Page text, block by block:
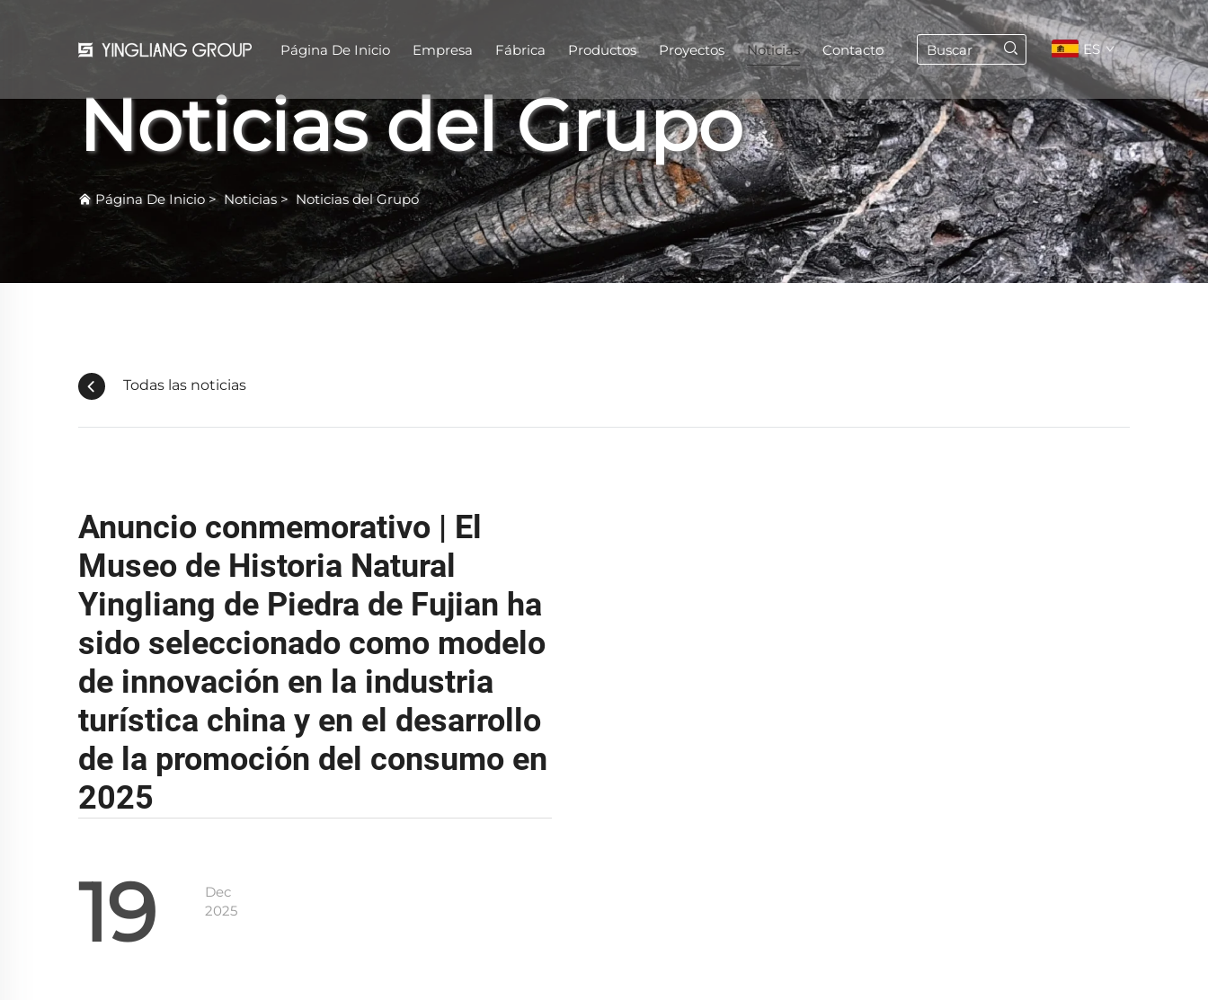
Página De Inicio Empresa Fábrica Productos Proyectos Noticias Contacto ES
Noticias del Grupo
Página De Inicio >Noticias > Noticias del Grupo
Todas las noticias
Anuncio conmemorativo | El
Museo de Historia Natural
Yingliang de Piedra de Fujian ha
sido seleccionado como modelo
de innovación en la industria
turística china y en el desarrollo
de la promoción del consumo en
2025
19
Dec
2025